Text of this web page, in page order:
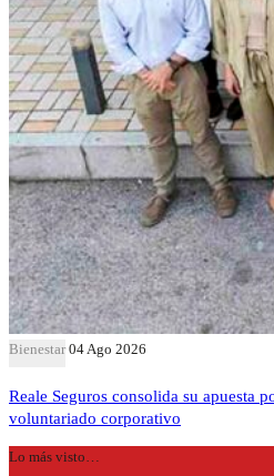
Bienestar 04 Ago 2026
Reale Seguros consolida su apuesta
voluntariado corporativo
Lo más visto…